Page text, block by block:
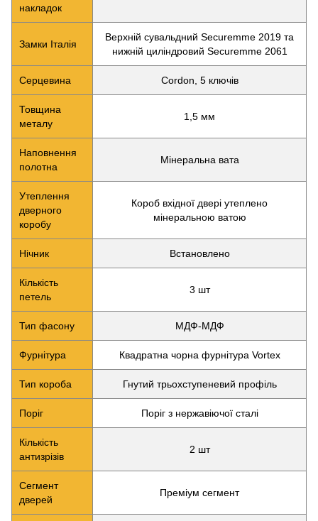
накладок
Замки Італія
Верхній сувальдний Securemme 2019 та
нижній циліндровий Securemme 2061
Серцевина Cordon, 5 ключів
Товщина
металу
1,5 мм
Наповнення
полотна
Мінеральна вата
Утеплення
дверного
коробу
Короб вхідної двері утеплено
мінеральною ватою
Нічник Встановлено
Кількість
петель
3 шт
Тип фасону МДФ-МДФ
Фурнітура Квадратна чорна фурнітура Vortex
Тип короба Гнутий трьохступеневий профіль
Поріг Поріг з нержавіючої сталі
Кількість
антизрізів
2 шт
Сегмент
дверей
Преміум сегмент